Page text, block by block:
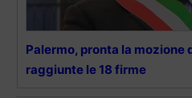
Palermo, pronta la mozione
raggiunte le 18 firme